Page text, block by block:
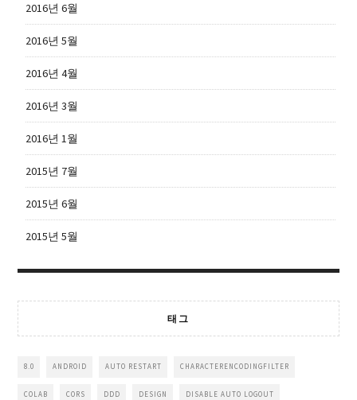
2016년 6월
2016년 5월
2016년 4월
2016년 3월
2016년 1월
2015년 7월
2015년 6월
2015년 5월
태그
8.0 ANDROID AUTO RESTART CHARACTERENCODINGFILTER
COLAB CORS DDD DESIGN DISABLE AUTO LOGOUT